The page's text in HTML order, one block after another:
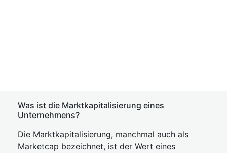
Was ist die Marktkapitalisierung eines
Unternehmens?
Die Marktkapitalisierung, manchmal auch als
Marketcap bezeichnet, ist der Wert eines